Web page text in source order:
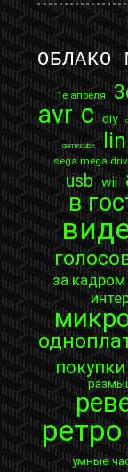
ОБЛАКО
1е апреля
avr c diy
gamecube
sega mega
usb wii
в
за кадром
покупки
ретро
умные